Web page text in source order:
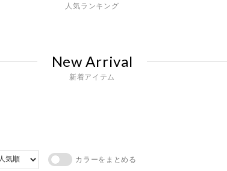
人気ランキング
New Arrival
新着アイテム
カラーをまとめる